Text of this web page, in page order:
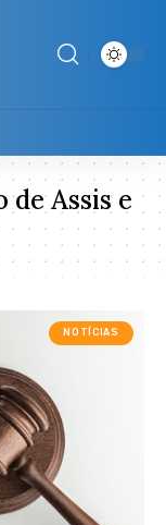
de Assis e
NOTÍCIAS